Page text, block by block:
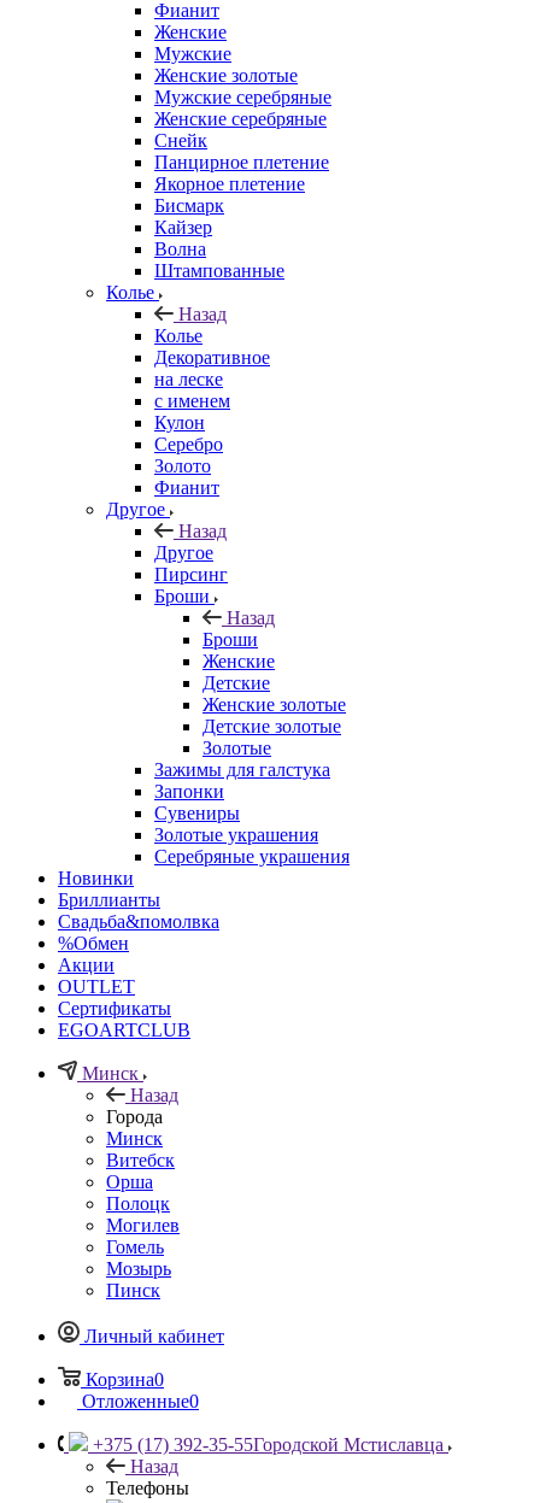
Фианит
Женские
Мужские
Женские золотые
Мужские серебряные
Женские серебряные
Снейк
Панцирное плетение
Якорное плетение
Бисмарк
Кайзер
Волна
Штампованные
Колье
Назад
Колье
Декоративное
на леске
с именем
Кулон
Серебро
Золото
Фианит
Другое
Назад
Другое
Пирсинг
Броши
Назад
Броши
Женские
Детские
Женские золотые
Детские золотые
Золотые
Зажимы для галстука
Запонки
Сувениры
Золотые украшения
Серебряные украшения
Новинки
Бриллианты
Свадьба&помолвка
%Обмен
Акции
OUTLET
Сертификаты
EGOARTCLUB
Минск
Назад
Города
Минск
Витебск
Орша
Полоцк
Могилев
Гомель
Мозырь
Пинск
Личный кабинет
Корзина0
Отложенные0
+375 (17) 392-35-55Городской Мстиславца
Назад
Телефоны